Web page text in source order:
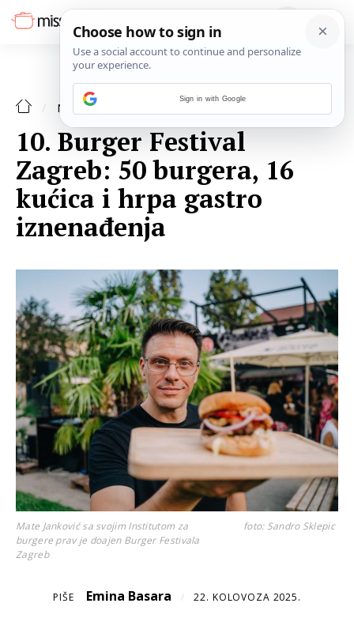
NAJAVE
10. Burger Festival
Zagreb: 50 burgera, 16
kućica i hrpa gastro
iznenađenja
Mate Janković sa svojim Institutom za
burgere prav je doajen Burger Festivala
Zagreb
foto: Sandro Sklepic
PIŠE Emina Basara / 22. KOLOVOZA 2025.
Sign in with Google